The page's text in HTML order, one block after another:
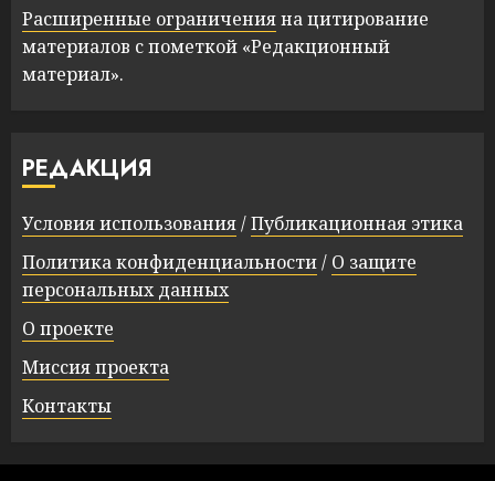
Расширенные ограниченияна цитирование
материалов с пометкой «Редакционный
материал».
РЕДАКЦИЯ
Условия использования/Публикационная этика
Политика конфиденциальности/ О защите
персональных данных
О проекте
Миссия проекта
Контакты